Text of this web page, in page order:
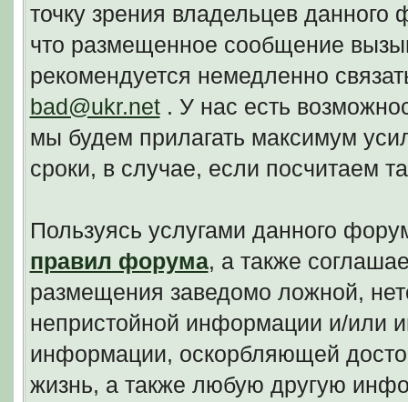
точку зрения владельцев
что размещенное сообщение
рекомендуется немедленно
bad@ukr.net. У нас есть
мы будем прилагать максимум
сроки, в случае, если посчитаем
Пользуясь услугами данного
правил форума, а также
размещения заведомо ложной,
непристойной информации и/или
информации, оскорбляющей
жизнь, а также любую другую